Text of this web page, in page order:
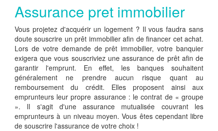
Assurance pret immobilier
Vous projetez d'acquérir un logement ? Il vous faudra sans
doute souscrire un prêt immobilier afin de financer cet achat.
Lors de votre demande de prêt immobilier, votre banquier
exigera que vous souscriviez une assurance de prêt afin de
garantir l'emprunt. En effet, les banques souhaitent
généralement ne prendre aucun risque quant au
remboursement du crédit. Elles proposent ainsi aux
emprunteurs leur propre assurance : le contrat de « groupe
». Il s'agit d'une assurance mutualisée couvrant les
emprunteurs à un niveau moyen. Vous êtes cependant libre
de souscrire l'assurance de votre choix !